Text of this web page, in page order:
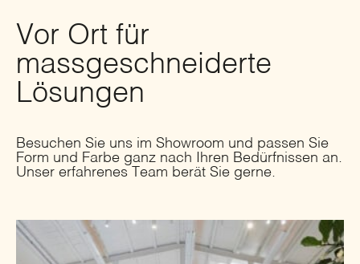
Vor Ort für
massgeschneiderte
Lösungen
Besuchen Sie uns im Showroom und passen Sie
Form und Farbe ganz nach Ihren Bedürfnissen an.
Unser erfahrenes Team berät Sie gerne.